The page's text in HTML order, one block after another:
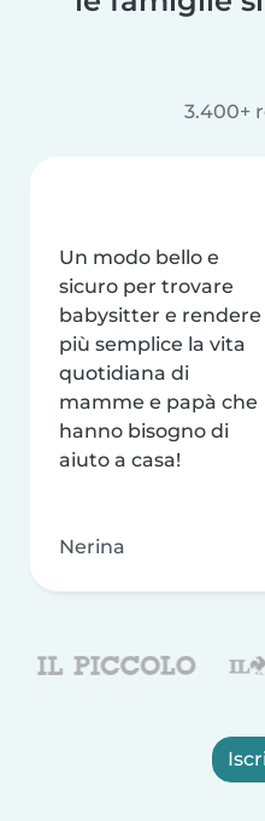
3.400+
Un modo bello e
sicuro per trovare
babysitter e rendere
più semplice la vita
quotidiana di
mamme e papà che
hanno bisogno di
aiuto a casa!
Nerina